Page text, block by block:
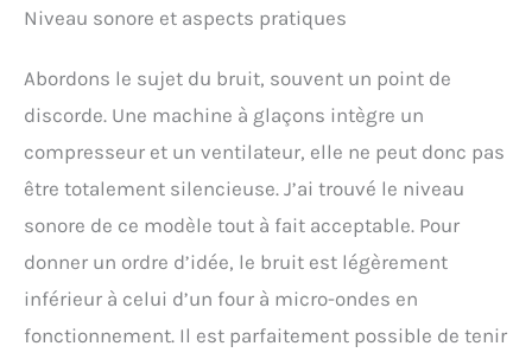
Niveau sonore et aspects pratiques
Abordons le sujet du bruit, souvent un point de
discorde. Une machine à glaçons intègre un
compresseur et un ventilateur, elle ne peut donc pas
être totalement silencieuse. J’ai trouvé le niveau
sonore de ce modèle tout à fait acceptable. Pour
donner un ordre d’idée, le bruit est légèrement
inférieur à celui d’un four à micro-ondes en
fonctionnement. Il est parfaitement possible de tenir